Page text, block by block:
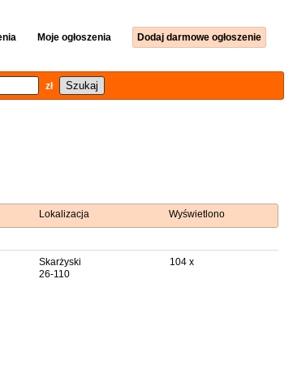
Moje ogłoszenia Dodaj darmowe ogłoszenie
zł
Lokalizacja Wyświetlono
Skarżyski
26-110
104 x